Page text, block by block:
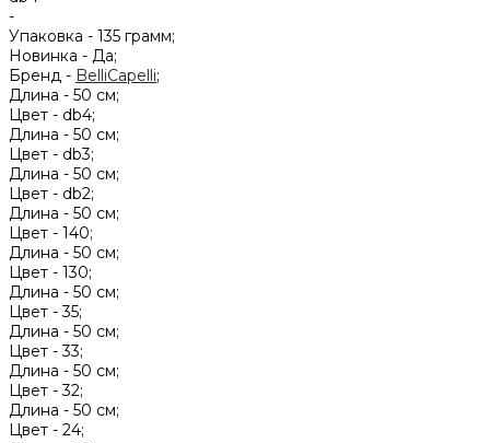
-
Упаковка - 135 грамм;
Новинка - Да;
Бренд - BelliCapelli;
Длина - 50 см;
Цвет - db4;
Длина - 50 см;
Цвет - db3;
Длина - 50 см;
Цвет - db2;
Длина - 50 см;
Цвет - 140;
Длина - 50 см;
Цвет - 130;
Длина - 50 см;
Цвет -35;
Длина - 50 см;
Цвет -33;
Длина - 50 см;
Цвет -32;
Длина - 50 см;
Цвет - 24;